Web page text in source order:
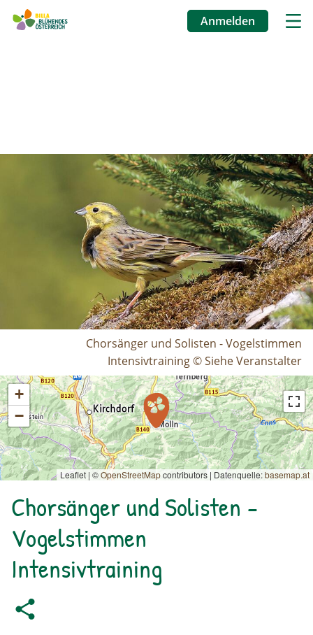
Anmelden
Chorsänger und Solisten - Vogelstimmen
Intensivtraining © Siehe Veranstalter
+
−
Leaflet | ©OpenStreetMapcontributors | Datenquelle:basemap.at
Chorsänger und Solisten -
Vogelstimmen
Intensivtraining